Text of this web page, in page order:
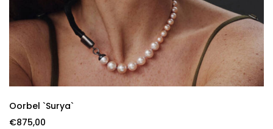
Oorbel `Surya`
€875,00